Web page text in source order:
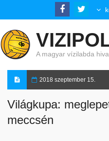
A magyar vízilabda
2018 szeptember 15.
Világkupa:
meccsén